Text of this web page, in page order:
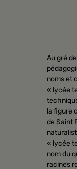
Au gré
noms et
« lycée
la figure
de Saint
« lycée
nom du
racines